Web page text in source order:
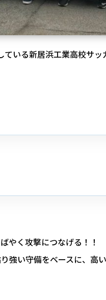
いる新居浜工業高校サッ
やく攻撃につなげる！！
強い守備をベースに、高